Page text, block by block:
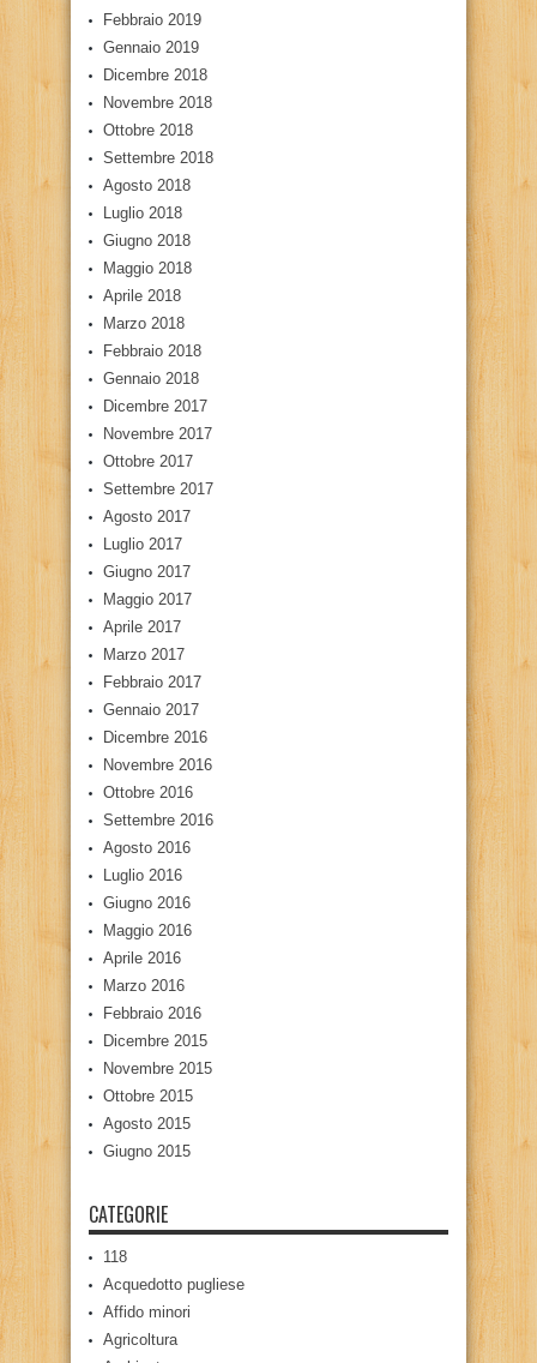
Febbraio 2019
Gennaio 2019
Dicembre 2018
Novembre 2018
Ottobre 2018
Settembre 2018
Agosto 2018
Luglio 2018
Giugno 2018
Maggio 2018
Aprile 2018
Marzo 2018
Febbraio 2018
Gennaio 2018
Dicembre 2017
Novembre 2017
Ottobre 2017
Settembre 2017
Agosto 2017
Luglio 2017
Giugno 2017
Maggio 2017
Aprile 2017
Marzo 2017
Febbraio 2017
Gennaio 2017
Dicembre 2016
Novembre 2016
Ottobre 2016
Settembre 2016
Agosto 2016
Luglio 2016
Giugno 2016
Maggio 2016
Aprile 2016
Marzo 2016
Febbraio 2016
Dicembre 2015
Novembre 2015
Ottobre 2015
Agosto 2015
Giugno 2015
CATEGORIE
118
Acquedotto pugliese
Affido minori
Agricoltura